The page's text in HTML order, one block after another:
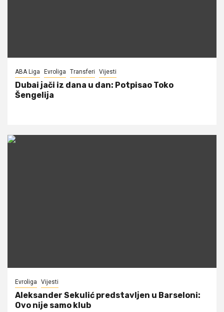
ABA Liga Evroliga Transferi Vijesti
Dubai jači iz dana u dan: Potpisao Toko
Šengelija
Evroliga Vijesti
Aleksander Sekulić predstavljen u Barseloni:
Ovo nije samo klub